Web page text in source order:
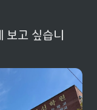
보고 싶습니